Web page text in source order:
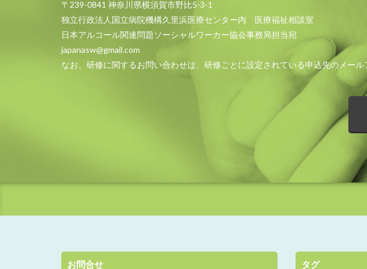
〒239-0841 神奈川県横須賀市野比5-3-1
独立行政法人国立病院機構久里浜医療センター内 医療福祉相談室
日本アルコール関連問題ソーシャルワーカー協会事務局担当宛
japanasw@gmail.com
なお、研修に関するお問い合わせは、研修ごとに設定されている申込先のメール
お問合せ タグ